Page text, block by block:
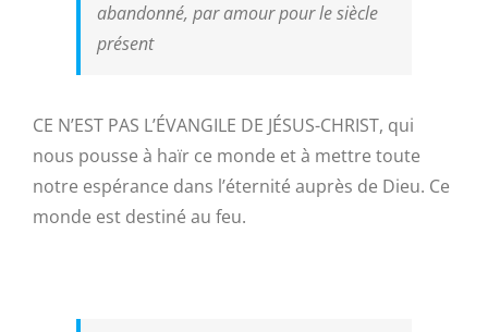
abandonné, par amour pour le siècle
présent
CE N’EST PAS L’ÉVANGILE DE JÉSUS-CHRIST, qui
nous pousse à haïr ce monde et à mettre toute
notre espérance dans l’éternité auprès de Dieu. Ce
monde est destiné au feu.